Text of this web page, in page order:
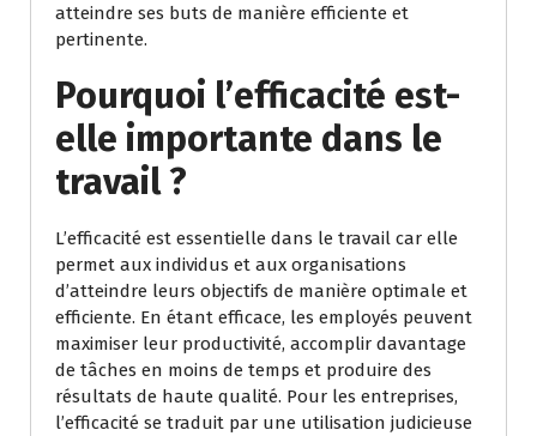
atteindre ses buts de manière efficiente et
pertinente.
Pourquoi l’efficacité est-
elle importante dans le
travail ?
L’efficacité est essentielle dans le travail car elle
permet aux individus et aux organisations
d’atteindre leurs objectifs de manière optimale et
efficiente. En étant efficace, les employés peuvent
maximiser leur productivité, accomplir davantage
de tâches en moins de temps et produire des
résultats de haute qualité. Pour les entreprises,
l’efficacité se traduit par une utilisation judicieuse